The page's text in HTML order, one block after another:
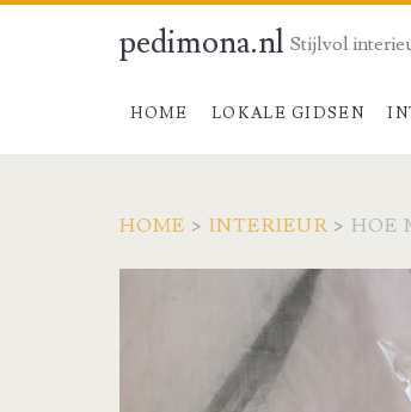
pedimona.nl Stijlvol
HOME LOKALE GIDSEN
HOME > INTERIEUR > HOE